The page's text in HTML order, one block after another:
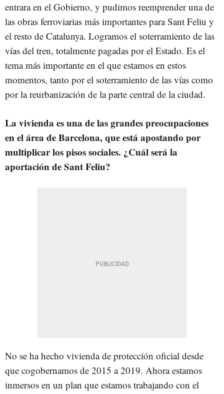
entrara en el Gobierno, y pudimos reemprender una de
las obras ferroviarias más importantes para Sant Feliu y
el resto de Catalunya. Logramos el soterramiento de las
vías del tren, totalmente pagadas por el Estado. Es el
tema más importante en el que estamos en estos
momentos, tanto por el soterramiento de las vías como
por la reurbanización de la parte central de la ciudad.
La vivienda es una de las grandes preocupaciones
en el área de Barcelona, que está apostando por
multiplicar los pisos sociales. ¿Cuál será la
aportación de Sant Feliu?
No se ha hecho vivienda de protección oficial desde
que cogobernamos de 2015 a 2019. Ahora estamos
inmersos en un plan que estamos trabajando con el